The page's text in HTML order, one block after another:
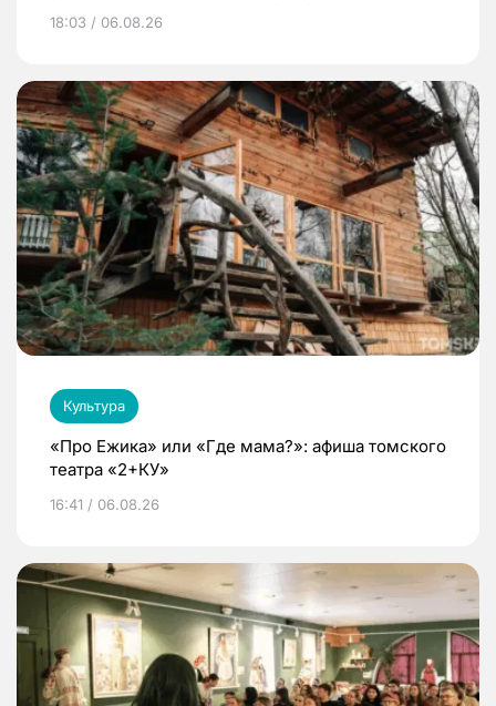
18:03 / 06.08.26
Культура
«Про Ежика» или «Где мама?»: афиша томского
театра «2+КУ»
16:41 / 06.08.26